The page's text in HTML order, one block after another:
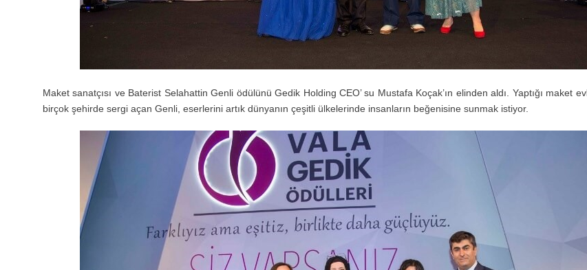
Maket sanatçısı ve Baterist Selahattin Genli ödülünü Gedik Holding CEO’ su Mustafa Koçak’ın elinden aldı. Yaptığı maket
birçok şehirde sergi açan Genli, eserlerini artık dünyanın çeşitli ülkelerinde insanların beğenisine sunmak istiyor.